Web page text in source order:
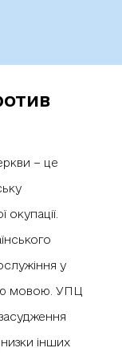
− це
окупації.
у
мовою. УПЦ
низки інших